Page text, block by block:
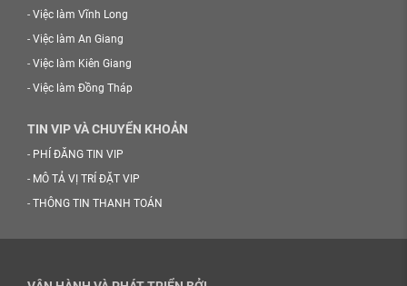
- Việc làm Vĩnh Long
- Việc làm An Giang
- Việc làm Kiên Giang
- Việc làm Đồng Tháp
TIN VIP VÀ CHUYỂN KHOẢN
- PHÍ ĐĂNG TIN VIP
- MÔ TẢ VỊ TRÍ ĐẶT VIP
- THÔNG TIN THANH TOÁN